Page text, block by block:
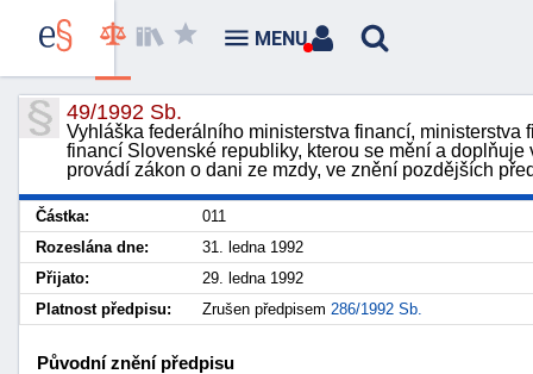
49/1992 Sb.
Vyhláška federálního ministerstva financí, ministerstva
financí Slovenské republiky, kterou se mění a
provádí zákon o dani ze mzdy, ve znění pozdějších
Částka:
011
Rozeslána dne:
31. ledna 1992
Přijato:
29. ledna 1992
Platnost předpisu:
Zrušen předpisem 286/1992 Sb.
Původní znění předpisu
MENU